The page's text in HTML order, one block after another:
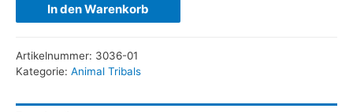
In den Warenkorb
Artikelnummer: 3036-01
Kategorie: Animal Tribals